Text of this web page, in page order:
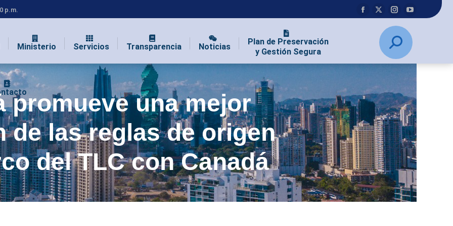
p.m.
Ministerio Servicios Transparencia Noticias
Plan de Preservación
y Gestión Segura
promueve una mejor
de las reglas de origen
del TLC con Canadá